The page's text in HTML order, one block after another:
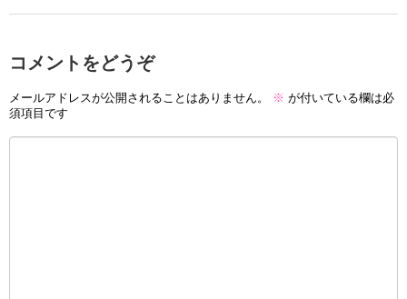
コメントをどうぞ
メールアドレスが公開されることはありません。 ※ が付いている欄は必
須項目です